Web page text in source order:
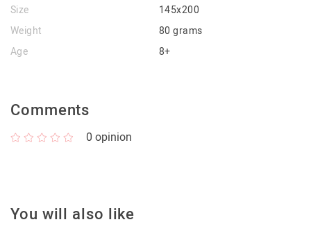
Size
145x200
Weight
80 grams
Age
8+
Comments
0 opinion
You will also like